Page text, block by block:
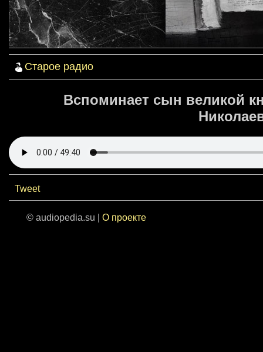
Старое радио
Вспоминает сын великой
Tweet
© audiopedia.su | О проекте